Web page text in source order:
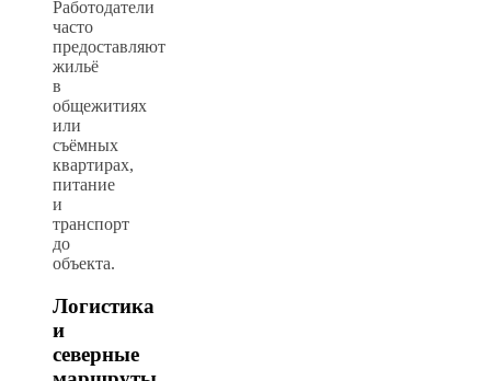
Работодатели
часто
предоставляют
жильё
в
общежитиях
или
съёмных
квартирах,
питание
и
транспорт
до
объекта.
Логистика
и
северные